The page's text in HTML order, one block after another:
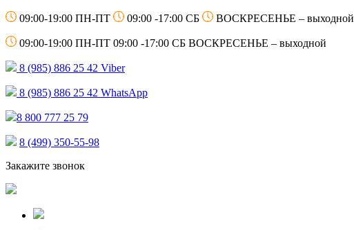
09:00-19:00 ПН-ПТ 09:00 -17:00 СБ ВОСКРЕСЕНЬЕ – выходной
09:00-19:00 ПН-ПТ 09:00 -17:00 СБ ВОСКРЕСЕНЬЕ – выходной
8 (985) 886 25 42 Viber
8 (985) 886 25 42 WhatsApp
8 800 777 25 79
8 (499) 350-55-98
Закажите звонок